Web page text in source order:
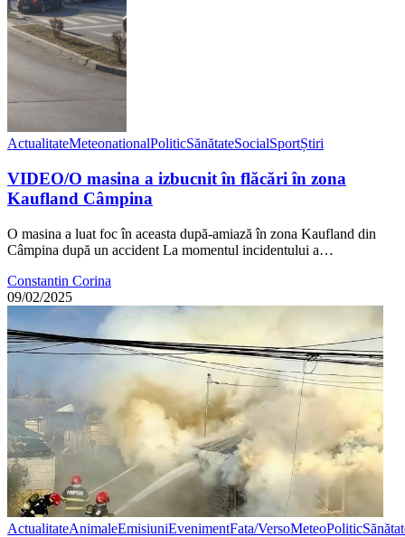
ActualitateMeteonationalPoliticSănătateSocialSportȘtiri
VIDEO/O masina a izbucnit în flăcări în zona
Kaufland Câmpina
O masina a luat foc în aceasta după-amiază în zona Kaufland din
Câmpina după un accident La momentul incidentului a…
Constantin Corina
09/02/2025
ActualitateAnimaleEmisiuniEvenimentFata/VersoMeteoPolitic